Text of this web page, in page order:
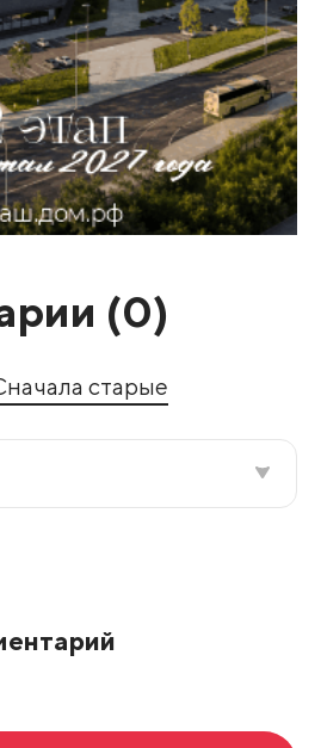
(0)
старые